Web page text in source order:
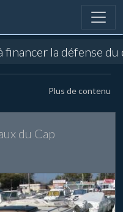
financer la défense
Plus de contenu
du Cap